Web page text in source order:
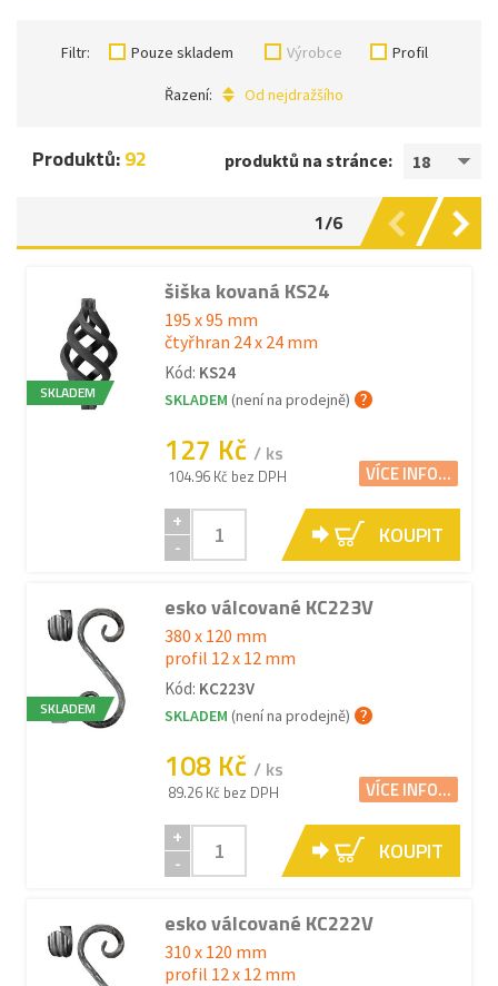
Filtr: Pouze skladem Výrobce Profil
Řazení: Od nejdražšího
produktů na stránce: 18
Produktů:92
1/6
SKLADEM
šiška kovaná KS24
195 x 95 mm
čtyřhran 24 x 24 mm
Kód: KS24
SKLADEM (není na prodejně)
127 Kč / ks
104.96 Kč bez DPH VÍCE INFO...
+
-
KOUPIT
SKLADEM
esko válcované KC223V
380 x 120 mm
profil 12 x 12 mm
Kód: KC223V
SKLADEM (není na prodejně)
108 Kč / ks
89.26 Kč bez DPH VÍCE INFO...
+
-
KOUPIT
esko válcované KC222V
310 x 120 mm
profil 12 x 12 mm